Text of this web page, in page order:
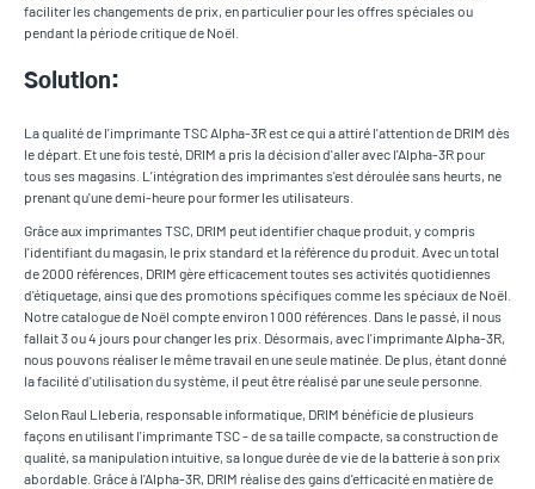
faciliter les changements de prix, en particulier pour les offres spéciales ou
pendant la période critique de Noël.
Solution:
La qualité de l'imprimante TSC Alpha-3R est ce qui a attiré l'attention de DRIM dès
le départ. Et une fois testé, DRIM a pris la décision d'aller avec l'Alpha-3R pour
tous ses magasins. L'intégration des imprimantes s'est déroulée sans heurts, ne
prenant qu'une demi-heure pour former les utilisateurs.
Grâce aux imprimantes TSC, DRIM peut identifier chaque produit, y compris
l'identifiant du magasin, le prix standard et la référence du produit. Avec un total
de 2000 références, DRIM gère efficacement toutes ses activités quotidiennes
d'étiquetage, ainsi que des promotions spécifiques comme les spéciaux de Noël.
Notre catalogue de Noël compte environ 1 000 références. Dans le passé, il nous
fallait 3 ou 4 jours pour changer les prix. Désormais, avec l'imprimante Alpha-3R,
nous pouvons réaliser le même travail en une seule matinée. De plus, étant donné
la facilité d'utilisation du système, il peut être réalisé par une seule personne.
Selon Raul Lleberia, responsable informatique, DRIM bénéficie de plusieurs
façons en utilisant l'imprimante TSC - de sa taille compacte, sa construction de
qualité, sa manipulation intuitive, sa longue durée de vie de la batterie à son prix
abordable. Grâce à l'Alpha-3R, DRIM réalise des gains d'efficacité en matière de